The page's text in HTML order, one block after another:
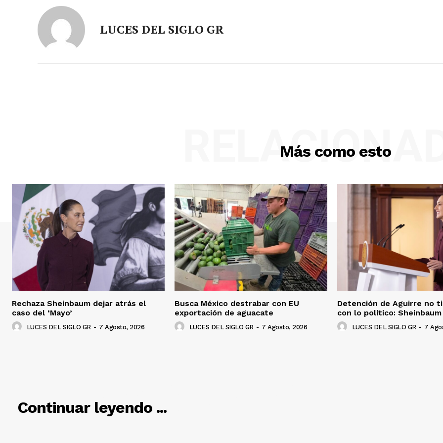
LUCES DEL SIGLO GR
Más como esto
Rechaza Sheinbaum dejar atrás el
caso del ‘Mayo’
LUCES DEL SIGLO GR - 7 Agosto, 2026
Busca México destrabar con EU
exportación de aguacate
LUCES DEL SIGLO GR - 7 Agosto, 2026
Detención de Aguirre no
con lo político: Sheinbaum
LUCES DEL SIGLO GR - 7
Continuar leyendo ...
RELACIONADO